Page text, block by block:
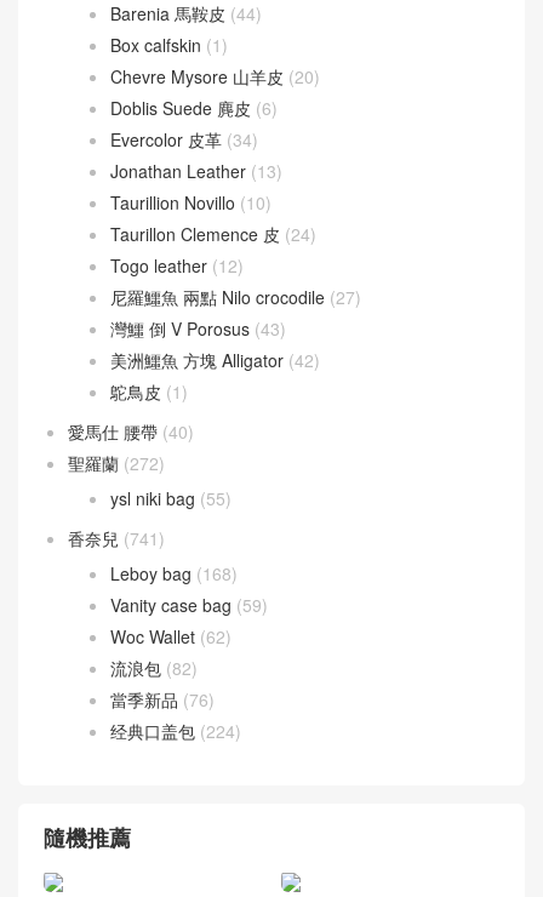
Barenia 馬鞍皮 (44)
Box calfskin (1)
Chevre Mysore 山羊皮 (20)
Doblis Suede 麂皮 (6)
Evercolor 皮革 (34)
Jonathan Leather (13)
Taurillion Novillo (10)
Taurillon Clemence 皮 (24)
Togo leather (12)
尼羅鱷魚 兩點 Nilo crocodile (27)
灣鱷 倒 V Porosus (43)
美洲鱷魚 方塊 Alligator (42)
鴕鳥皮 (1)
愛馬仕 腰帶 (40)
聖羅蘭 (272)
ysl niki bag (55)
香奈兒 (741)
Leboy bag (168)
Vanity case bag (59)
Woc Wallet (62)
流浪包 (82)
當季新品 (76)
经典口盖包 (224)
隨機推薦